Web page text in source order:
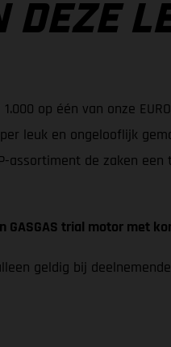
DEZE
1.000 op één van onze
leuk en ongelooflijk
assortiment de zaken
GASGAS trial motor met
geldig bij